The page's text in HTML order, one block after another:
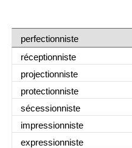
perfectionniste
réceptionniste
projectionniste
protectionniste
sécessionniste
impressionniste
expressionniste